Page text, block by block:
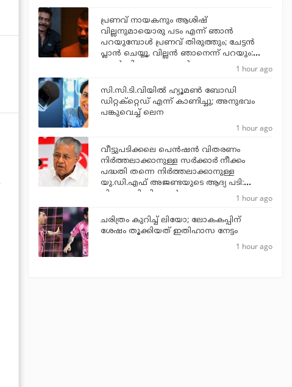
പ്രണവ് നായകനും ആശിഷ്
വില്ലനുമായൊരു പടം എന്ന് ഞാന്‍
പറയുമ്പോള്‍ പ്രണവ് തിരുത്തും; ചേട്ടന്‍
പ്ലാന്‍ ചെയ്യൂ, വില്ലന്‍ ഞാനെന്ന് പറയും:
ആന്റണി പെരുമ്പാവൂര്‍
1 hour ago
സി.സി.ടി.വിയില്‍ ഹ്യൂമണ്‍ ബോഡി
ഡിറ്റക്‌റ്റെഡ് എന്ന് കാണിച്ചു; അനുഭവം
പങ്കുവെച്ച് ലെന
1 hour ago
വീട്ടുപടിക്കലെ പെന്‍ഷന്‍ വിതരണം
നിര്‍ത്തലാക്കാനുള്ള സര്‍ക്കാര്‍ നീക്കം
പദ്ധതി തന്നെ നിര്‍ത്തലാക്കാനുള്ള
യു.ഡി.എഫ് അജണ്ടയുടെ ആദ്യ പടി:
പിണറായി വിജയന്‍
1 hour ago
ചരിത്രം കുറിച്ച് ലിയോ; ലോകകപ്പിന്
ശേഷം തൂക്കിയത് ഇതിഹാസ നേട്ടം
1 hour ago